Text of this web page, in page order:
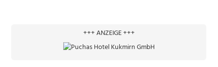
+++ ANZEIGE +++